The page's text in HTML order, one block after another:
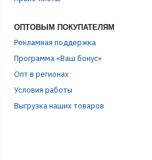
ОПТОВЫМ ПОКУПАТЕЛЯМ
Рекламная поддержка
Программа «Ваш бонус»
Опт в регионах
Условия работы
Выгрузка наших товаров